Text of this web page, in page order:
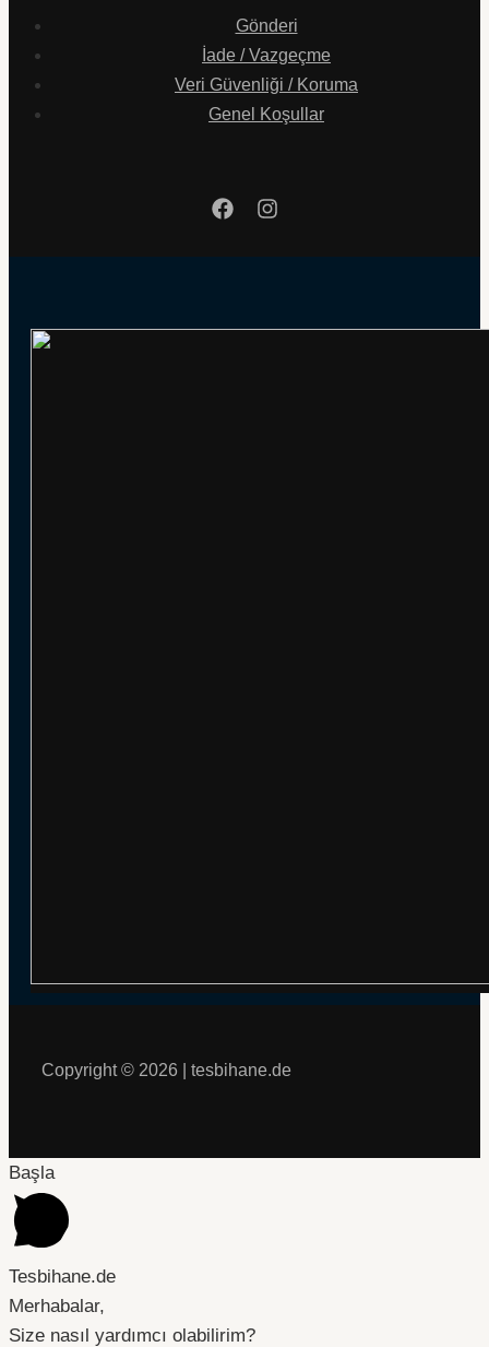
Gönderi
İade / Vazgeçme
Veri Güvenliği / Koruma
Genel Koşullar
Copyright © 2026 | tesbihane.de
Başla
Tesbihane.de
Merhabalar,
Size nasıl yardımcı olabilirim?